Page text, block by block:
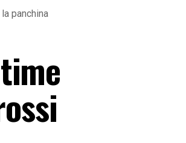
panchina